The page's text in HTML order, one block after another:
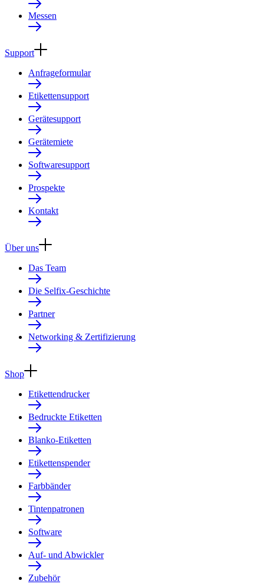
Messen
Support
Anfrageformular
Etikettensupport
Gerätesupport
Gerätemiete
Softwaresupport
Prospekte
Kontakt
Über uns
Das Team
Die Selfix-Geschichte
Partner
Networking & Zertifizierung
Shop
Etikettendrucker
Bedruckte Etiketten
Blanko-Etiketten
Etikettenspender
Farbbänder
Tintenpatronen
Software
Auf- und Abwickler
Zubehör